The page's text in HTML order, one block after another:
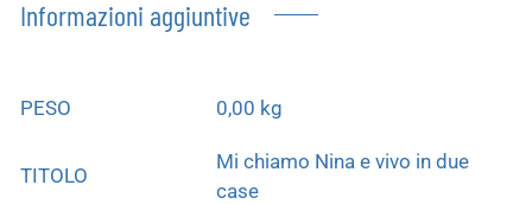
Informazioni aggiuntive
PESO 0,00 kg
TITOLO
Mi chiamo Nina e vivo in due
case